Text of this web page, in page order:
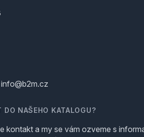
DO NAŠEHO KATALOGU?
kontakt a my se vám ozveme s